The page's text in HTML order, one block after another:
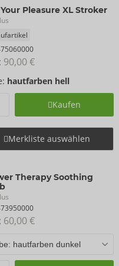
Pleasure XL Stroker
90,00 €
hautfarben hell
Kaufen
Merkliste auswählen
Therapy Soothing
60,00 €